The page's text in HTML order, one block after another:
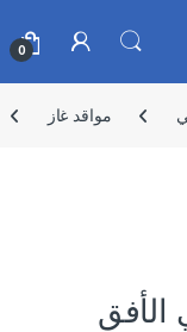
0
مواقد غاز
الأفق